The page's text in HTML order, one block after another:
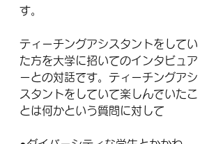
す。
ティーチングアシスタントをしてい
た方を大学に招いてのインタビュア
ーとの対話です。ティーチングアシ
スタントをしていて楽しんでいたこ
とは何かという質問に対して